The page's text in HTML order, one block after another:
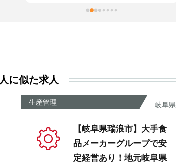
に似た求人
生産管理 岐阜県
【岐阜県瑞浪市】大手食
品メーカーグループで安
定経営あり！地元岐阜県